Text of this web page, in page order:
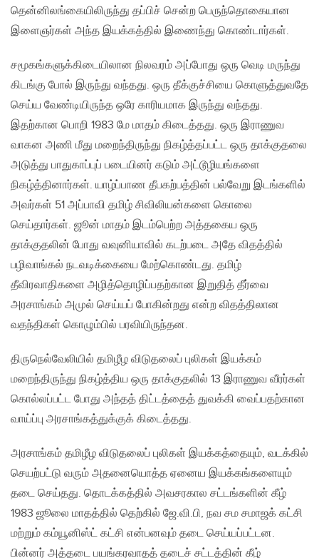
தென்னிலங்கையிலிருந்து தப்பிச் சென்ற பெருந்தொகையான
இளைஞர்கள் அந்த இயக்கத்தில் இணைந்து கொண்டார்கள்.
சமூகங்களுக்கிடையிலான நிலவரம் அப்போது ஒரு வெடி மருந்து
கிடங்கு போல் இருந்து வந்தது. ஒரு தீக்குச்சியை கொளுத்துவதே
செய்ய வேண்டியிருந்த ஒரே காரியமாக இருந்து வந்தது.
இதற்கான பொறி 1983 மே மாதம் கிடைத்தது. ஒரு இராணுவ
வாகன அணி மீது மறைந்திருந்து நிகழ்த்தப்பட்ட ஒரு தாக்குதலை
அடுத்து பாதுகாப்புப் படையினர் கடும் அட்டூழியங்களை
நிகழ்த்தினார்கள். யாழ்ப்பாண தீபகற்பத்தின் பல்வேறு இடங்களில்
அவர்கள் 51 அப்பாவி தமிழ் சிவிலியன்களை கொலை
செய்தார்கள். ஜூன் மாதம் இடம்பெற்ற அத்தகைய ஒரு
தாக்குதலின் போது வவுனியாவில் கடற்படை அதே விதத்தில்
பழிவாங்கல் நடவடிக்கையை மேற்கொண்டது. தமிழ்
தீவிரவாதிகளை அழித்தொழிப்பதற்கான இறுதித் தீர்வை
அரசாங்கம் அமுல் செய்யப் போகின்றது என்ற விதத்திலான
வதந்திகள் கொழும்பில் பரவியிருந்தன.
திருநெல்வேலியில் தமிழீழ விடுதலைப் புலிகள் இயக்கம்
மறைந்திருந்து நிகழ்த்திய ஒரு தாக்குதலில் 13 இராணுவ வீரர்கள்
கொல்லப்பட்ட போது அந்தத் திட்டத்தைத் துவக்கி வைப்பதற்கான
வாய்ப்பு அரசாங்கத்துக்குக் கிடைத்தது.
அரசாங்கம் தமிழீழ விடுதலைப் புலிகள் இயக்கத்தையும், வடக்கில்
செயற்பட்டு வரும் அதனையொத்த ஏனைய இயக்கங்களையும்
தடை செய்தது. தொடக்கத்தில் அவசரகால சட்டங்களின் கீழ்
1983 ஜூலை மாதத்தில் தெற்கில் ஜே.வி.பி, நவ சம சமாஜக் கட்சி
மற்றும் கம்யூனிஸ்ட் கட்சி என்பனவும் தடை செய்யப்பட்டன.
பின்னர் அத்தடை பயங்கரவாதத் தடைச் சட்டத்தின் கீழ்